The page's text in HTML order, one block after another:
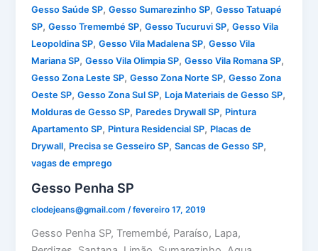
Gesso Saúde SP,Gesso Sumarezinho SP,Gesso Tatuapé
SP,Gesso Tremembé SP,Gesso Tucuruvi SP,Gesso Vila
Leopoldina SP,Gesso Vila Madalena SP,Gesso Vila
Mariana SP,Gesso Vila Olimpia SP,Gesso Vila Romana SP,
Gesso Zona Leste SP,Gesso Zona Norte SP,Gesso Zona
Oeste SP,Gesso Zona Sul SP, Loja Materiais de Gesso SP,
Molduras de Gesso SP, Paredes Drywall SP, Pintura
Apartamento SP, Pintura Residencial SP, Placas de
Drywall, Precisa se Gesseiro SP,Sancas de Gesso SP,
vagas de emprego
Gesso Penha SP
clodejeans@gmail.com/fevereiro 17, 2019
Gesso Penha SP, Tremembé, Paraíso, Lapa,